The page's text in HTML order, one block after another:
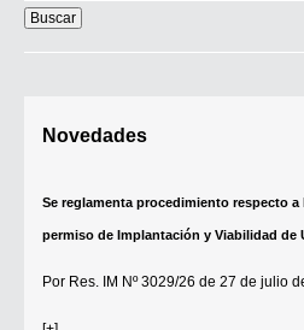
en
este
sitio:
Novedades
Se reglamenta procedimiento respecto a
permiso de Implantación y Viabilidad de
Por Res. IM Nº 3029/26 de 27 de julio